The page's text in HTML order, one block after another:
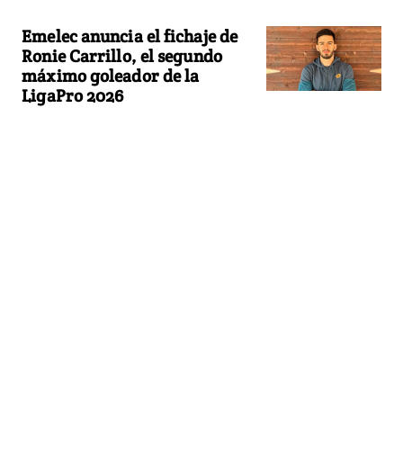
Emelec anuncia el fichaje de
Ronie Carrillo, el segundo
máximo goleador de la
LigaPro 2026